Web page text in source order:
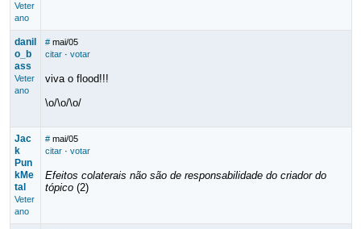
Veter
ano
danil
o_b
ass
Veter
ano
# mai/05
citar· votar
viva o flood!!!
\o/\o/\o/
Jac
k
Pun
kMe
tal
Veter
ano
# mai/05
citar· votar
Efeitos colaterais não são de responsabilidade do criador do
tópico(2)